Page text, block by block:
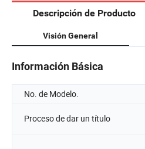
Descripción de Producto
Visión General
Información Básica
No. de Modelo.
Proceso de dar un título